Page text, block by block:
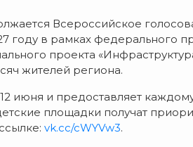
Всероссийское
году в рамках федерального
проекта
жителей региона.
июня и предоставляет
площадки получат
vk.cc/cWYVw3.